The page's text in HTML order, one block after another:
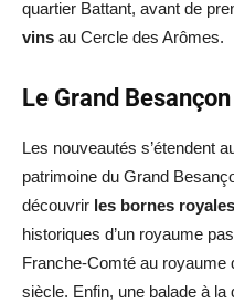
quartier Battant, avant de
vins au Cercle des Arômes.
Le Grand
Les nouveautés s’étendent
patrimoine du Grand
découvrir les bornes
historiques d’un royaume
Franche-Comté au royaume
siècle. Enfin, une balade à la